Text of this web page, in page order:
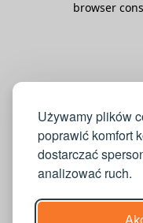
Używamy plików
poprawić komfort
dostarczać
analizować ruch.
browser